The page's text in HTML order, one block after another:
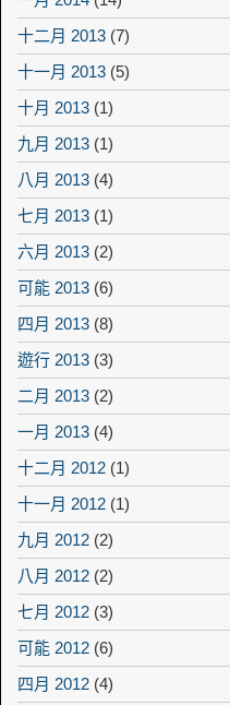
十二月 2013 (7)
十一月 2013 (5)
十月 2013 (1)
九月 2013 (1)
八月 2013 (4)
七月 2013 (1)
六月 2013 (2)
可能 2013 (6)
四月 2013 (8)
遊行 2013 (3)
二月 2013 (2)
一月 2013 (4)
十二月 2012 (1)
十一月 2012 (1)
九月 2012 (2)
八月 2012 (2)
七月 2012 (3)
可能 2012 (6)
四月 2012 (4)